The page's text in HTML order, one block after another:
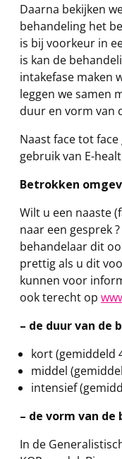
Daarna bekijken
behandeling het
is bij voorkeur in
is kan de
intakefase maken
leggen we samen
duur en vorm van
Naast face tot
gebruik van E-
Betrokken
Wilt u een naaste
naar een gesprek
behandelaar dit
prettig als u dit
kunnen voor
ook terecht op
– de duur van de
kort (gemiddeld
middel
intensief
– de vorm van de
In de